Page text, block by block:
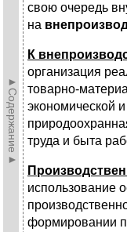
►Содержание►
свою очередь
на
К
организация
товарно-
экономической
труда и быта
использование
формировании